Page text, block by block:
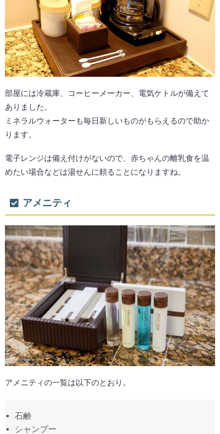
部屋には冷蔵庫、コーヒーメーカー、電気ケトルが備えて
ありました。
ミネラルウォーターも毎日新しいものがもらえるので助か
ります。
電子レンジは備え付けがないので、赤ちゃんの離乳食を温
めたい場合などは湯せんに頼ることになりますね。
アメニティ
アメニティの一覧は以下のとおり。
石鹸
シャンプー